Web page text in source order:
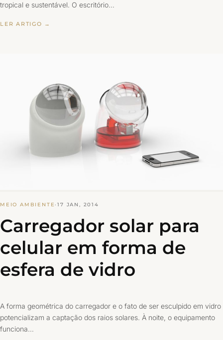
tropical e sustentável. O escritório…
LER ARTIGO →
MEIO AMBIENTE·17 JAN, 2014
Carregador solar para
celular em forma de
esfera de vidro
A forma geométrica do carregador e o fato de ser esculpido em vidro
potencializam a captação dos raios solares. À noite, o equipamento
funciona…